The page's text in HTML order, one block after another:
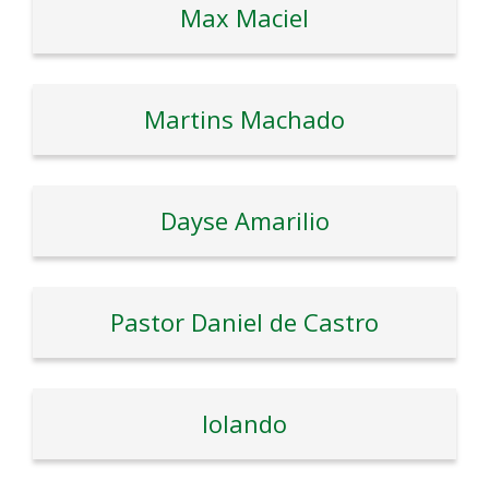
Max Maciel
Martins Machado
Dayse Amarilio
Pastor Daniel de Castro
Iolando